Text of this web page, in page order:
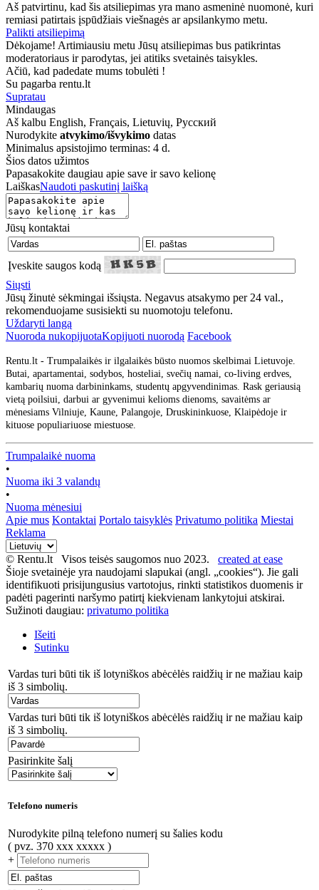
Aš patvirtinu, kad šis atsiliepimas yra mano asmeninė nuomonė, kuri
remiasi patirtais įspūdžiais viešnagės ar apsilankymo metu.
Palikti atsiliepimą
Dėkojame! Artimiausiu metu Jūsų atsiliepimas bus patikrintas
moderatoriaus ir parodytas, jei atitiks svetainės taisykles.
Ačiū, kad padedate mums tobulėti !
Su pagarba rentu.lt
Supratau
Mindaugas
Aš kalbu English, Français, Lietuvių, Русский
Nurodykite atvykimo/išvykimo datas
Minimalus apsistojimo terminas: 4 d.
Šios datos užimtos
Papasakokite daugiau apie save ir savo kelionę
LaiškasNaudoti paskutinį laišką
Jūsų kontaktai
Įveskite saugos kodą
Siųsti
Jūsų žinutė sėkmingai išsiųsta. Negavus atsakymo per 24 val.,
rekomenduojame susisiekti su nuomotoju telefonu.
Uždaryti langą
Nuoroda nukopijuotaKopijuoti nuorodą Facebook
Rentu.lt - Trumpalaikės ir ilgalaikės būsto nuomos skelbimai Lietuvoje.
Butai, apartamentai, sodybos, hosteliai, svečių namai, co-living erdves,
kambarių nuoma darbininkams, studentų apgyvendinimas. Rask geriausią
vietą poilsiui, darbui ar gyvenimui kelioms dienoms, savaitėms ar
mėnesiams Vilniuje, Kaune, Palangoje, Druskininkuose, Klaipėdoje ir
kituose populiariuose miestuose.
Trumpalaikė nuoma
•
Nuoma iki 3 valandų
•
Nuoma mėnesiui
Apie mus Kontaktai Portalo taisyklės Privatumo politika Miestai
Reklama
© Rentu.lt Visos teisės saugomos nuo 2023. created at ease
Šioje svetainėje yra naudojami slapukai (angl. „cookies“). Jie gali
identifikuoti prisijungusius vartotojus, rinkti statistikos duomenis ir
padėti pagerinti naršymo patirtį kiekvienam lankytojui atskirai.
Sužinoti daugiau: privatumo politika
Išeiti
Sutinku
Vardas turi būti tik iš lotyniškos abėcėlės raidžių ir ne mažiau kaip
iš 3 simbolių.
Vardas turi būti tik iš lotyniškos abėcėlės raidžių ir ne mažiau kaip
iš 3 simbolių.
Pasirinkite šalį
Telefono numeris
Nurodykite pilną telefono numerį su šalies kodu
( pvz. 370 xxx xxxxx )
+